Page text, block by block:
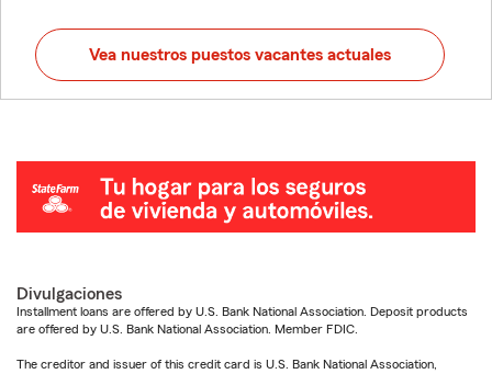
Vea nuestros puestos vacantes actuales
Divulgaciones
Installment loans are offered by U.S. Bank National Association. Deposit products
are offered by U.S. Bank National Association. Member FDIC.
The creditor and issuer of this credit card is U.S. Bank National Association,